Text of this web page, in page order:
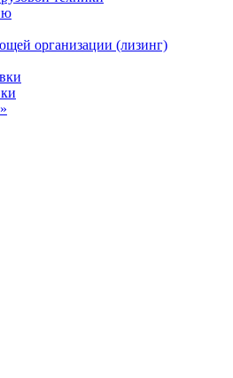
организации (лизинг)